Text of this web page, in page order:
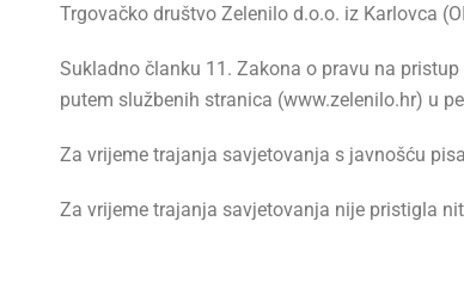
Trgovačko društvo Zelenilo d.o.o. iz Karlovca
Sukladno članku 11. Zakona o pravu na
putem službenih stranica (www.zelenilo.hr) u
Za vrijeme trajanja savjetovanja s javnošću
Za vrijeme trajanja savjetovanja nije pristigla